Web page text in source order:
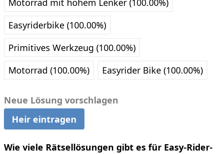
Motorrad mit hohem Lenker (100.00%)
Easyriderbike (100.00%)
Primitives Werkzeug (100.00%)
Motorrad (100.00%)
Easyrider Bike (100.00%)
Neue Lösung vorschlagen
Heir eintragen
Wie viele Rätsellösungen gibt es für Easy-Rider-